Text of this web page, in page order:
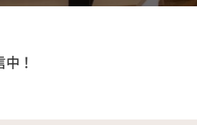
！